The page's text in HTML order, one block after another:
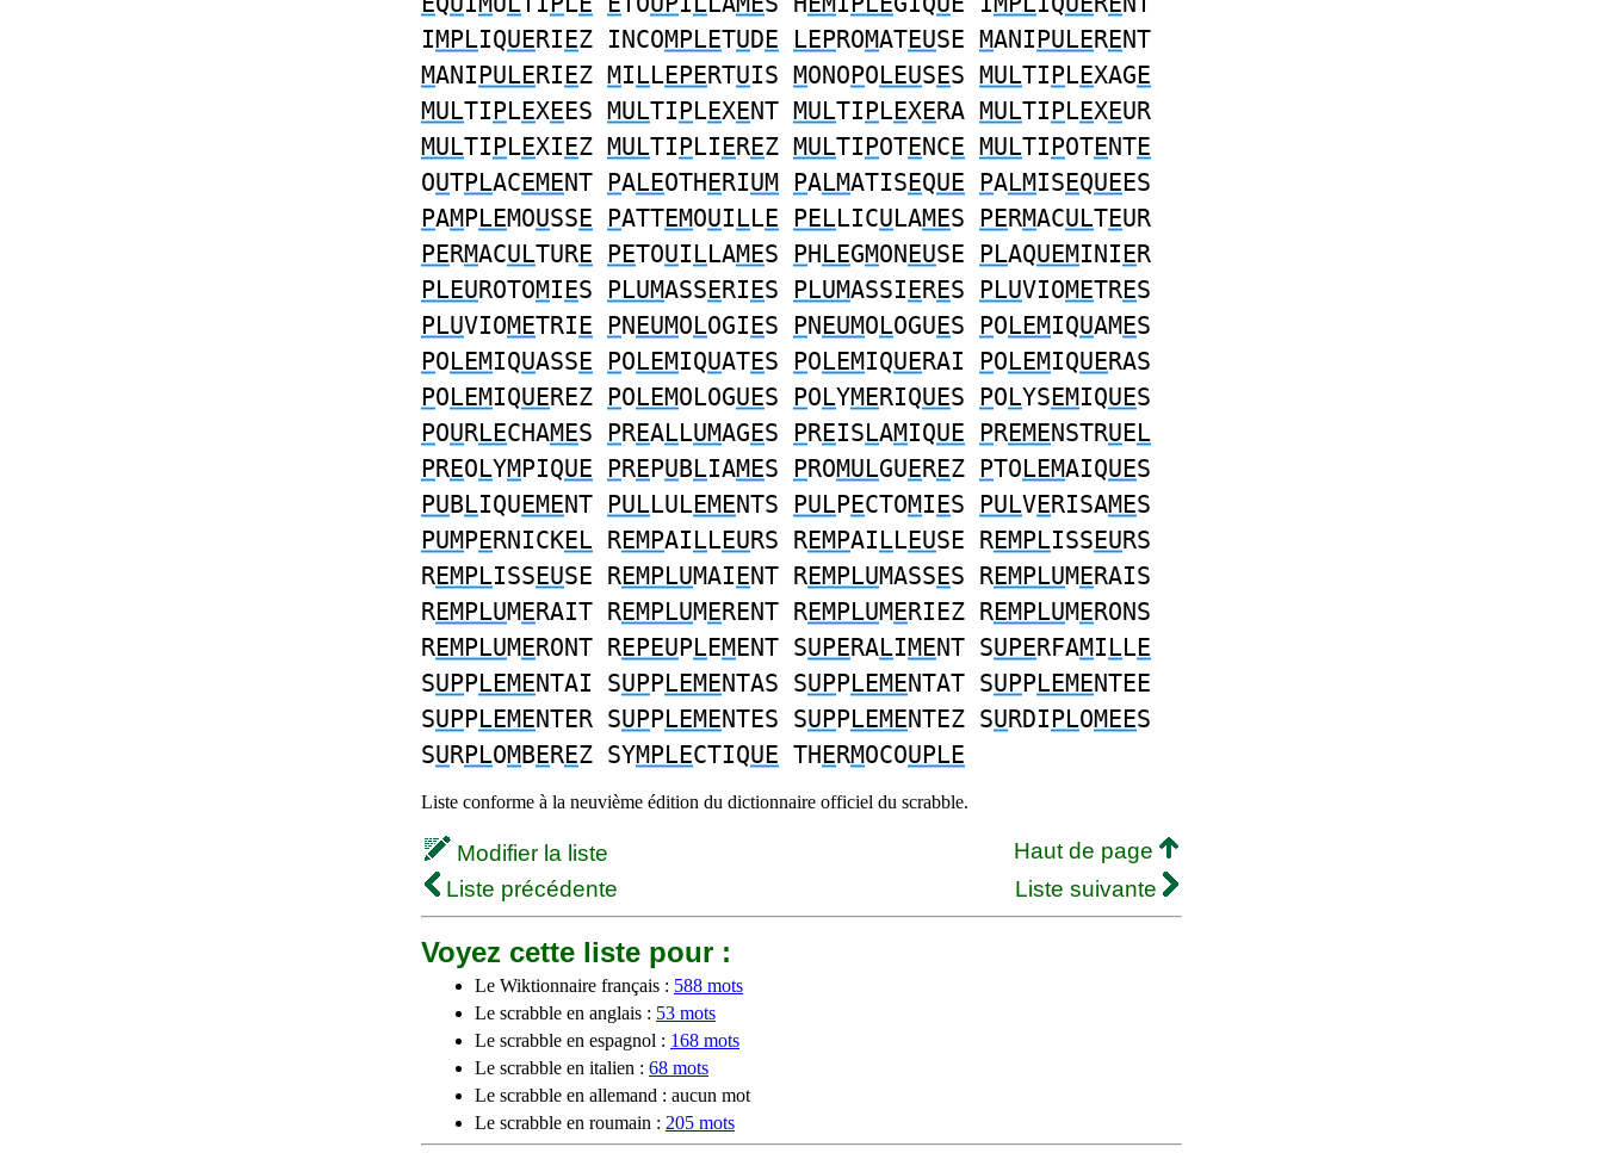
IMPLIQUERIEZ INCOMPLETUDE LEPROMATEUSE MANIPULERENT
MANIPULERIEZ MILLEPERTUIS MONOPOLEUSES MULTIPLEXAGE
MULTIPLEXEES MULTIPLEXENT MULTIPLEXERA MULTIPLEXEUR
MULTIPLEXIEZ MULTIPLIEREZ MULTIPOTENCE MULTIPOTENTE
OUTPLACEMENT PALEOTHERIUM PALMATISEQUE PALMISEQUEES
PAMPLEMOUSSE PATTEMOUILLE PELLICULAMES PERMACULTEUR
PERMACULTURE PETOUILLAMES PHLEGMONEUSE PLAQUEMINIER
PLEUROTOMIES PLUMASSERIES PLUMASSIERES PLUVIOMETRES
PLUVIOMETRIE PNEUMOLOGIES PNEUMOLOGUES POLEMIQUAMES
POLEMIQUASSE POLEMIQUATES POLEMIQUERAI POLEMIQUERAS
POLEMIQUEREZ POLEMOLOGUES POLYMERIQUES POLYSEMIQUES
POURLECHAMES PREALLUMAGES PREISLAMIQUE PREMENSTRUEL
PREOLYMPIQUE PREPUBLIAMES PROMULGUEREZ PTOLEMAIQUES
PUBLIQUEMENT PULLULEMENTS PULPECTOMIES PULVERISAMES
PUMPERNICKEL REMPAILLEURS REMPAILLEUSE REMPLISSEURS
REMPLISSEUSE REMPLUMAIENT REMPLUMASSES REMPLUMERAIS
REMPLUMERAIT REMPLUMERENT REMPLUMERIEZ REMPLUMERONS
REMPLUMERONT REPEUPLEMENT SUPERALIMENT SUPERFAMILLE
SUPPLEMENTAI SUPPLEMENTAS SUPPLEMENTAT SUPPLEMENTEE
SUPPLEMENTER SUPPLEMENTES SUPPLEMENTEZ SURDIPLOMEES
SURPLOMBEREZ SYMPLECTIQUE THERMOCOUPLE
Liste conforme à la neuvième édition du dictionnaire officiel du scrabble.
Modifier la liste
Haut de page
Liste précédente
Liste suivante
Voyez cette liste pour :
Le Wiktionnaire français : 588 mots
Le scrabble en anglais : 53 mots
Le scrabble en espagnol : 168 mots
Le scrabble en italien : 68 mots
Le scrabble en allemand : aucun mot
Le scrabble en roumain : 205 mots